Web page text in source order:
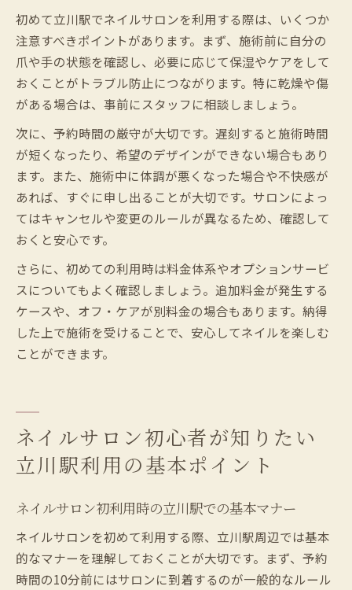
初めて立川駅でネイルサロンを利用する際は、いくつか
注意すべきポイントがあります。まず、施術前に自分の
爪や手の状態を確認し、必要に応じて保湿やケアをして
おくことがトラブル防止につながります。特に乾燥や傷
がある場合は、事前にスタッフに相談しましょう。
次に、予約時間の厳守が大切です。遅刻すると施術時間
が短くなったり、希望のデザインができない場合もあり
ます。また、施術中に体調が悪くなった場合や不快感が
あれば、すぐに申し出ることが大切です。サロンによっ
てはキャンセルや変更のルールが異なるため、確認して
おくと安心です。
さらに、初めての利用時は料金体系やオプションサービ
スについてもよく確認しましょう。追加料金が発生する
ケースや、オフ・ケアが別料金の場合もあります。納得
した上で施術を受けることで、安心してネイルを楽しむ
ことができます。
ネイルサロン初心者が知りたい
立川駅利用の基本ポイント
ネイルサロン初利用時の立川駅での基本マナー
ネイルサロンを初めて利用する際、立川駅周辺では基本
的なマナーを理解しておくことが大切です。まず、予約
時間の10分前にはサロンに到着するのが一般的なルール